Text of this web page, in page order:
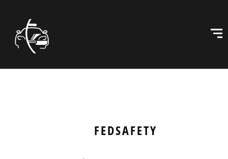
FEDSAFETY